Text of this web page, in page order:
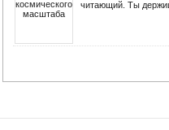
читающий. Ты